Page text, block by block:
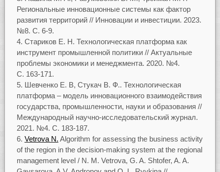
Региональные инновационные системы как фактор
развития территорий // Инновации и инвестиции. 2023.
№8. С. 6-9.
Стариков Е. Н. Технологическая платформа как
инструмент промышленной политики // Актуальные
проблемы экономики и менеджмента. 2020. №4.
С. 163-171.
Шевченко Е. В, Стукач В. Ф.. Технологическая
платформа – модель инновационного взаимодействия
государства, промышленности, науки и образования //
Международный научно-исследовательский журнал.
2021. №4. С. 183-187.
Vetrova N. Algorithm for assessing the business activity
of the region in the decision-making system at the regional
management level / N. M. Vetrova, G. A. Shtofer, A. A.